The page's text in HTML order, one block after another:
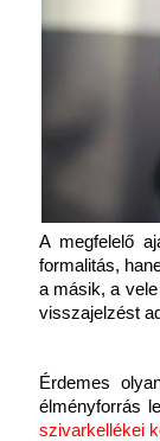
A megfelelő
formalitás,
a másik, a
visszajelzést
Érdemes
élményforrás
szivarkellékei